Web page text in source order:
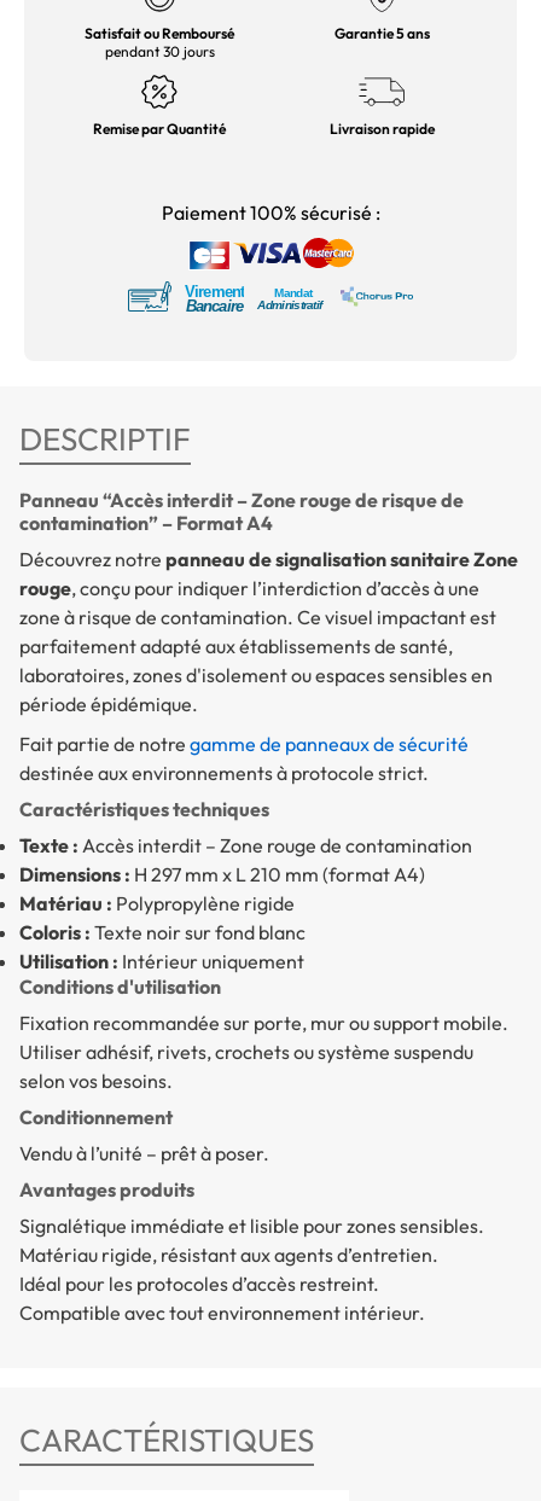
Satisfait ou Remboursé
pendant 30 jours
Garantie 5 ans
Remise par Quantité Livraison rapide
Paiement 100% sécurisé :
DESCRIPTIF
Panneau “Accès interdit – Zone rouge de risque de
contamination” – Format A4
Découvrez notre panneau de signalisation sanitaire Zone
rouge, conçu pour indiquer l’interdiction d’accès à une
zone à risque de contamination. Ce visuel impactant est
parfaitement adapté aux établissements de santé,
laboratoires, zones d'isolement ou espaces sensibles en
période épidémique.
Fait partie de notre gamme de panneaux de sécurité
destinée aux environnements à protocole strict.
Caractéristiques techniques
Texte : Accès interdit – Zone rouge de contamination
Dimensions : H 297 mm x L 210 mm (format A4)
Matériau : Polypropylène rigide
Coloris : Texte noir sur fond blanc
Utilisation : Intérieur uniquement
Conditions d'utilisation
Fixation recommandée sur porte, mur ou support mobile.
Utiliser adhésif, rivets, crochets ou système suspendu
selon vos besoins.
Conditionnement
Vendu à l’unité – prêt à poser.
Avantages produits
Signalétique immédiate et lisible pour zones sensibles.
Matériau rigide, résistant aux agents d’entretien.
Idéal pour les protocoles d’accès restreint.
Compatible avec tout environnement intérieur.
CARACTÉRISTIQUES